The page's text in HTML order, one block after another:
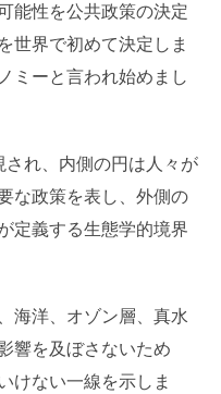
能性を公共政策の決定
世界で初めて決定しま
ミーと言われ始めまし
れ、内側の円は人々が
な政策を表し、外側の
定義する生態学的境界
海洋、オゾン層、真水
響を及ぼさないため
けない一線を示しま